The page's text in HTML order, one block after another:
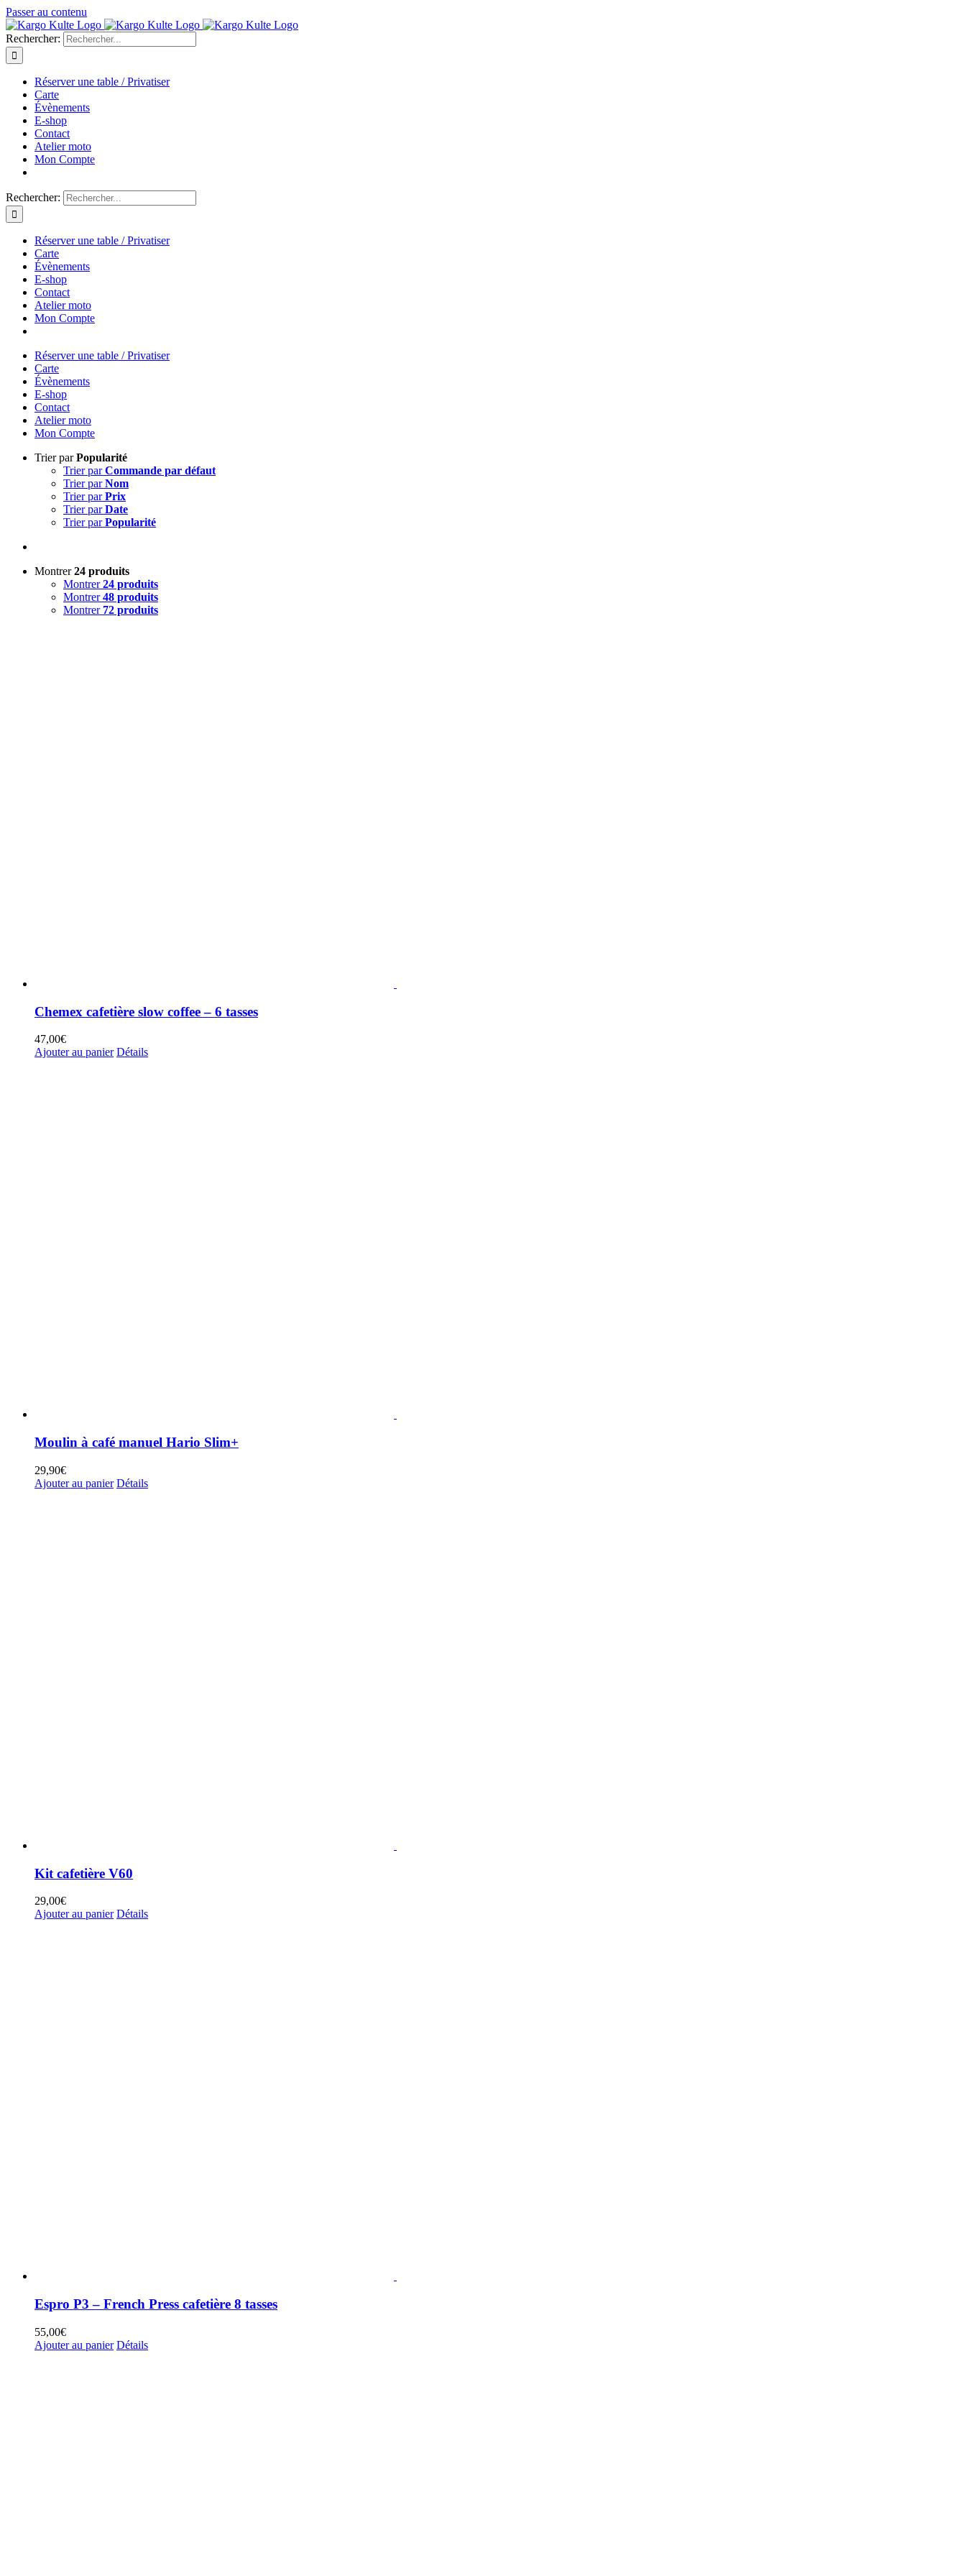
Passer au contenu
Rechercher:
Réserver une table / Privatiser
Carte
Évènements
E-shop
Contact
Atelier moto
Mon Compte
Rechercher:
Réserver une table / Privatiser
Carte
Évènements
E-shop
Contact
Atelier moto
Mon Compte
Réserver une table / Privatiser
Carte
Évènements
E-shop
Contact
Atelier moto
Mon Compte
Trier parPopularité
Trier parCommande par défaut
Trier parNom
Trier parPrix
Trier parDate
Trier parPopularité
Montrer24 produits
Montrer24 produits
Montrer48 produits
Montrer 72 produits
Chemex cafetière slow coffee – 6 tasses
47,00€
Ajouter au panier Détails
Moulin à café manuel Hario Slim+
29,90€
Ajouter au panier Détails
Kit cafetière V60
29,00€
Ajouter au panier Détails
Espro P3 – French Press cafetière 8 tasses
55,00€
Ajouter au panier Détails